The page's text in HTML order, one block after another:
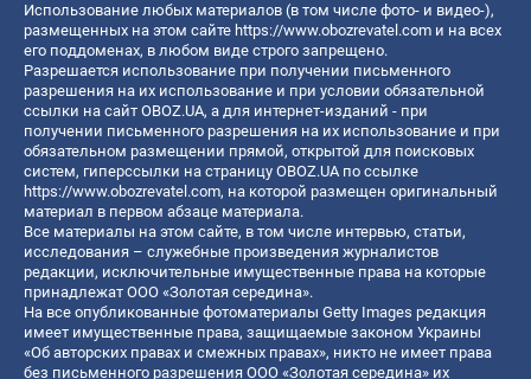
Использование любых материалов (в том числе фото- и видео-),
размещенных на этом сайте https://www.obozrevatel.com и на всех
его поддоменах, в любом виде строго запрещено.
Разрешается использование при получении письменного
разрешения на их использование и при условии обязательной
ссылки на сайт OBOZ.UA, а для интернет-изданий - при
получении письменного разрешения на их использование и при
обязательном размещении прямой, открытой для поисковых
систем, гиперссылки на страницу OBOZ.UA по ссылке
https://www.obozrevatel.com, на которой размещен оригинальный
материал в первом абзаце материала.
Все материалы на этом сайте, в том числе интервью, статьи,
исследования – служебные произведения журналистов
редакции, исключительные имущественные права на которые
принадлежат ООО «Золотая середина».
На все опубликованные фотоматериалы Getty Images редакция
имеет имущественные права, защищаемые законом Украины
«Об авторских правах и смежных правах», никто не имеет права
без письменного разрешения ООО «Золотая середина» их